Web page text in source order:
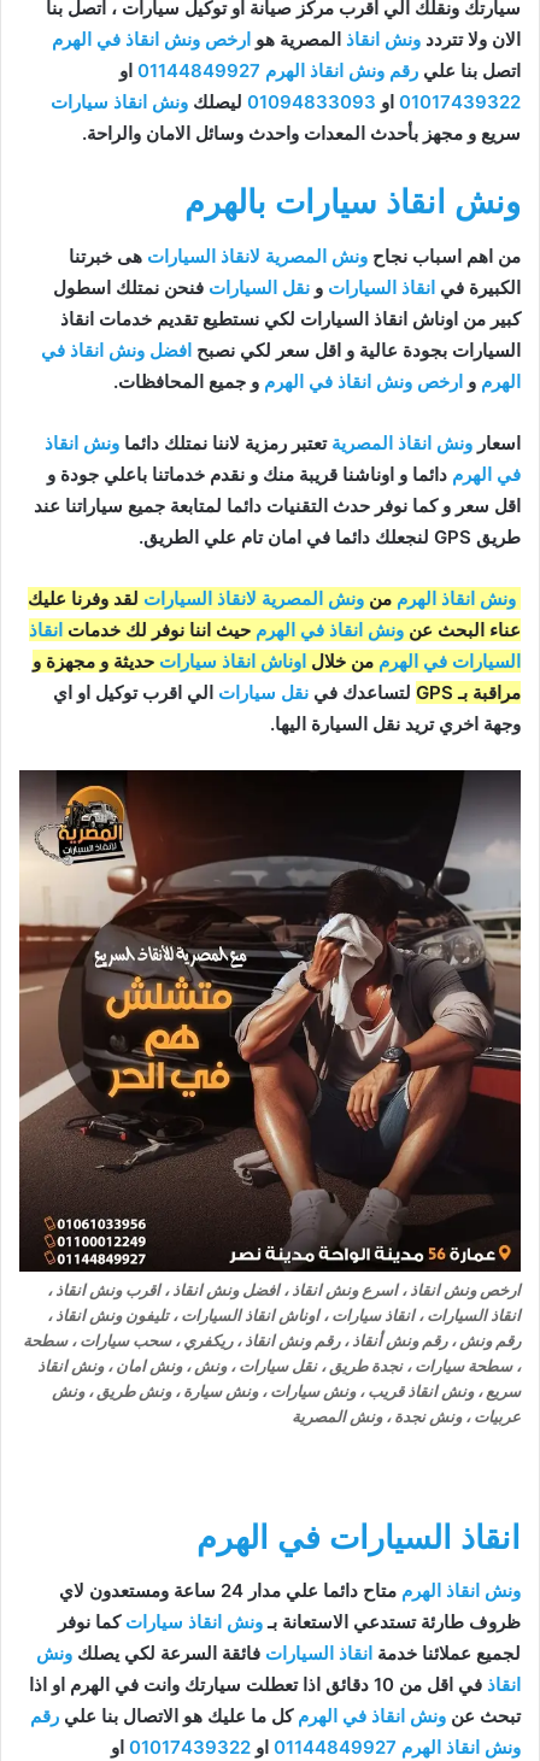
سيارتك ونقلك الي اقرب مركز صيانة او توكيل سيارات ، اتصل بنا
الان ولا تتردد ونش انقاذ المصرية هو ارخص ونش انقاذ في الهرم
اتصل بنا علي رقم ونش انقاذ الهرم 01144849927 او
01017439322 او 01094833093 ليصلك ونش انقاذ سيارات
سريع و مجهز بأحدث المعدات واحدث وسائل الامان والراحة.
ونش انقاذ سيارات بالهرم
من اهم اسباب نجاح ونش المصرية لانقاذ السيارات هى خبرتنا
الكبيرة في انقاذ السيارات و نقل السيارات فنحن نمتلك اسطول
كبير من اوناش انقاذ السيارات لكي نستطيع تقديم خدمات انقاذ
السيارات بجودة عالية و اقل سعر لكي نصبح افضل ونش انقاذ في
الهرم و ارخص ونش انقاذ في الهرم و جميع المحافظات.
اسعار ونش انقاذ المصرية تعتبر رمزية لاننا نمتلك دائما ونش انقاذ
في الهرم دائما و اوناشنا قريبة منك و نقدم خدماتنا باعلي جودة و
اقل سعر و كما نوفر حدث التقنيات دائما لمتابعة جميع سياراتنا عند
طريق GPS لنجعلك دائما في امان تام علي الطريق.
ونش انقاذ الهرم من ونش المصرية لانقاذ السيارات لقد وفرنا عليك
عناء البحث عن ونش انقاذ في الهرم حيث اننا نوفر لك خدمات انقاذ
السيارات في الهرم من خلال اوناش انقاذ سيارات حديثة و مجهزة و
مراقبة بـ GPS
لتساعدك في نقل سيارات الي اقرب توكيل او اي
وجهة اخري تريد نقل السيارة اليها.
ارخص ونش انقاذ ، اسرع ونش انقاذ ، افضل ونش انقاذ ، اقرب ونش انقاذ ،
انقاذ السيارات ، انقاذ سيارات ، اوناش انقاذ السيارات ، تليفون ونش انقاذ ،
رقم ونش ، رقم ونش أنقاذ ، رقم ونش انقاذ ، ريكفري ، سحب سيارات ، سطحة
، سطحة سيارات ، نجدة طريق ، نقل سيارات ، ونش ، ونش امان ، ونش انقاذ
سريع ، ونش انقاذ قريب ، ونش سيارات ، ونش سيارة ، ونش طريق ، ونش
عربيات ، ونش نجدة ، ونش المصرية
انقاذ السيارات في الهرم
ونش انقاذ الهرم
متاح دائما علي مدار 24 ساعة ومستعدون لاي
ظروف طارئة تستدعي الاستعانة بـونش انقاذ سيارات كما نوفر
لجميع عملائنا خدمة انقاذ السيارات فائقة السرعة لكي يصلك ونش
انقاذ
في اقل من 10 دقائق اذا تعطلت سيارتك وانت في الهرم او اذا
تبحث عن ونش انقاذ في الهرم كل ما عليك هو الاتصال بنا علي رقم
ونش انقاذ الهرم 01144849927 او 01017439322 او